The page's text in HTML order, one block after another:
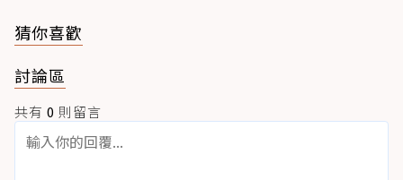
猜你喜歡
討論區
共有 0 則留言